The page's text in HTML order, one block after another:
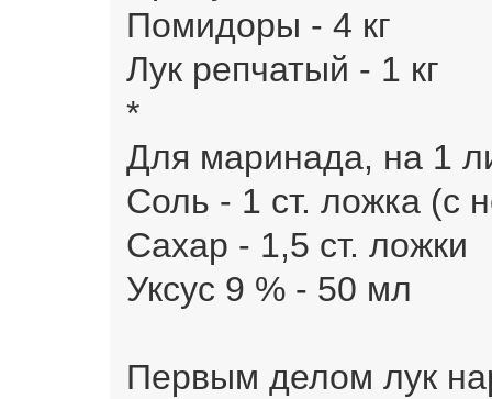
Помидоры - 4 кг
Лук репчатый - 1 кг
*
Для маринада, на 1
Соль - 1 ст. ложка (с
Сахар - 1,5 ст. ложки
Уксус 9 % - 50 мл
Первым делом лук